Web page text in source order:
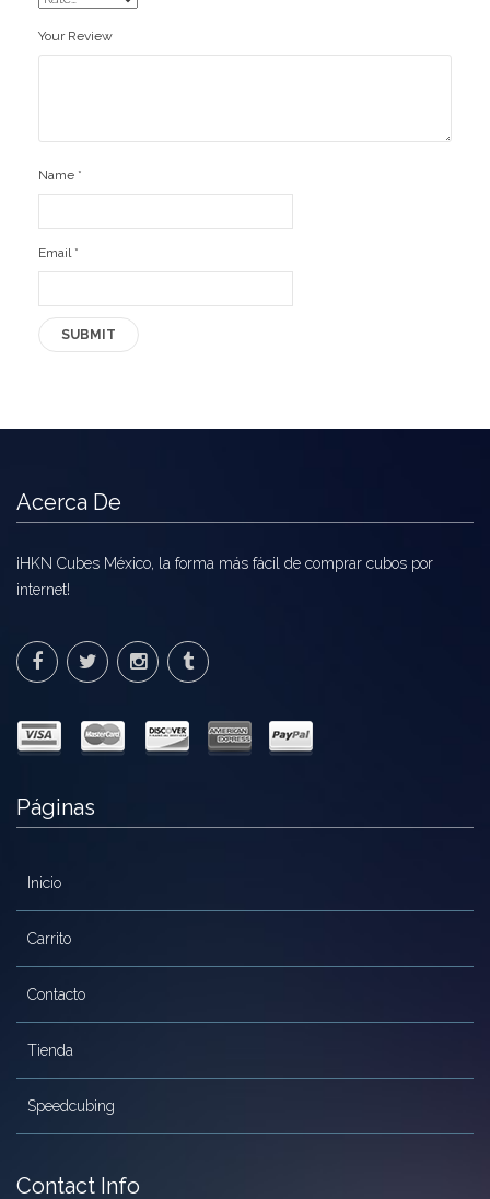
Your Review
Name *
Email *
Acerca De
¡HKN Cubes México, la forma más fácil de comprar cubos por
internet!
Páginas
Inicio
Carrito
Contacto
Tienda
Speedcubing
Contact Info